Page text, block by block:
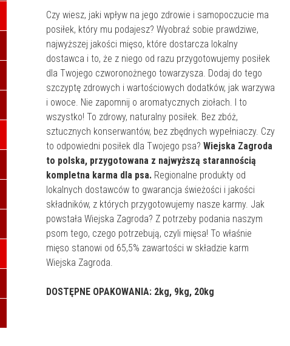
Czy wiesz, jaki wpływ na jego zdrowie i samopoczucie ma
posiłek, który mu podajesz? Wyobraź sobie prawdziwe,
najwyższej jakości mięso, które dostarcza lokalny
dostawca i to, że z niego od razu przygotowujemy posiłek
dla Twojego czworonożnego towarzysza. Dodaj do tego
szczyptę zdrowych i wartościowych dodatków, jak warzywa
i owoce. Nie zapomnij o aromatycznych ziołach. I to
wszystko! To zdrowy, naturalny posiłek. Bez zbóż,
sztucznych konserwantów, bez zbędnych wypełniaczy. Czy
to odpowiedni posiłek dla Twojego psa? Wiejska Zagroda
to polska, przygotowana z najwyższą starannością
kompletna karma dla psa. Regionalne produkty od
lokalnych dostawców to gwarancja świeżości i jakości
składników, z których przygotowujemy nasze karmy. Jak
powstała Wiejska Zagroda? Z potrzeby podania naszym
psom tego, czego potrzebują, czyli mięsa! To właśnie
mięso stanowi od 65,5% zawartości w składzie karm
Wiejska Zagroda.
DOSTĘPNE OPAKOWANIA: 2kg, 9kg, 20kg